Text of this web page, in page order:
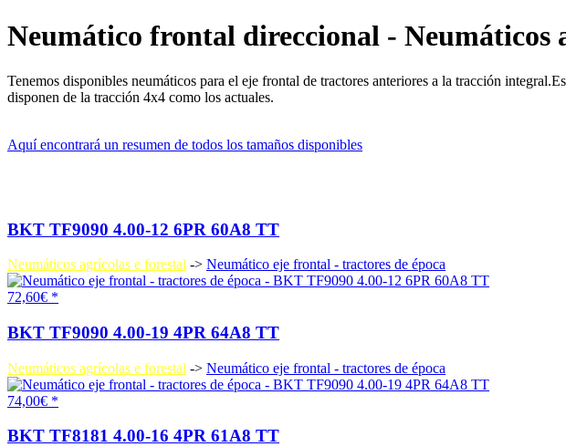
Neumático frontal direccional - Neumáticos
Tenemos disponibles neumáticos para el eje frontal de tractores anteriores a la tracción
disponen de la tracción 4x4 como los actuales.
Aquí encontrará un resumen de todos los tamaños disponibles
BKT TF9090 4.00-12 6PR 60A8 TT
Neumáticos agrícolas e forestal -> Neumático eje frontal - tractores de época
72,60€ *
BKT TF9090 4.00-19 4PR 64A8 TT
Neumáticos agrícolas e forestal -> Neumático eje frontal - tractores de época
74,00€ *
BKT TF8181 4.00-16 4PR 61A8 TT